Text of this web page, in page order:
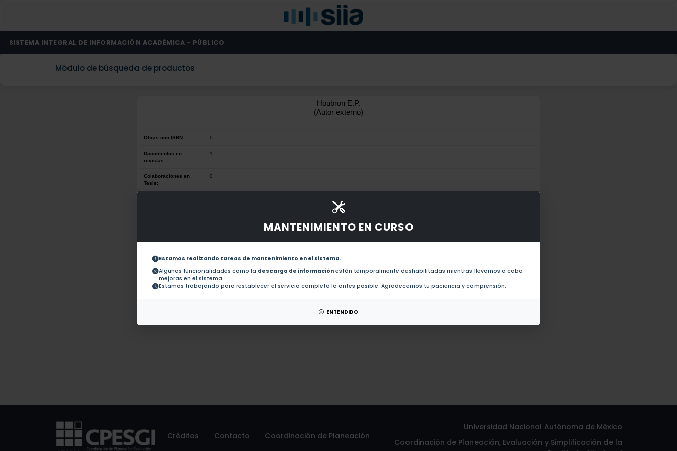
MANTENIMIENTO EN CURSO
Estamos realizando tareas de mantenimiento en el sistema.
Algunas funcionalidades como la descarga de información están temporalmente deshabilitadas mientras llevamos a cabo
mejoras en el sistema.
Estamos trabajando para restablecer el servicio completo lo antes posible. Agradecemos tu paciencia y comprensión.
ENTENDIDO
SISTEMA INTEGRAL DE INFORMACIÓN ACADÉMICA - PÚBLICO
Módulo de búsqueda de productos
Houbron E.P.
(Autor externo)
Obras con ISBN: 0
Documentos en
revistas:
1
Colaboraciones en
Tesis:
0
No hay obras de este autor.
Colaboraciones en
Tesis:
No hay tesis de este autor.
Créditos Contacto Coordinación de Planeación
Universidad Nacional Autónoma de México
Coordinación de Planeación, Evaluación y Simplificación de la